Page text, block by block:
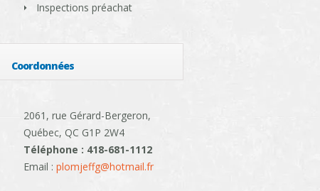
Inspections préachat
Coordonnées
2061, rue Gérard-Bergeron,
Québec, QC G1P 2W4
Téléphone : 418-681-1112
Email : plomjeffg@hotmail.fr